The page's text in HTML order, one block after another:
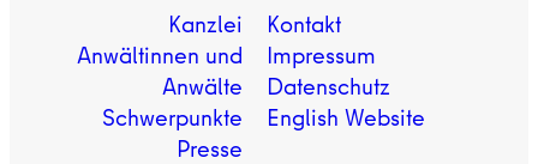
Kanzlei
Anwältinnen und
Anwälte
Schwerpunkte
Presse
Kontakt
Impressum
Datenschutz
English Website